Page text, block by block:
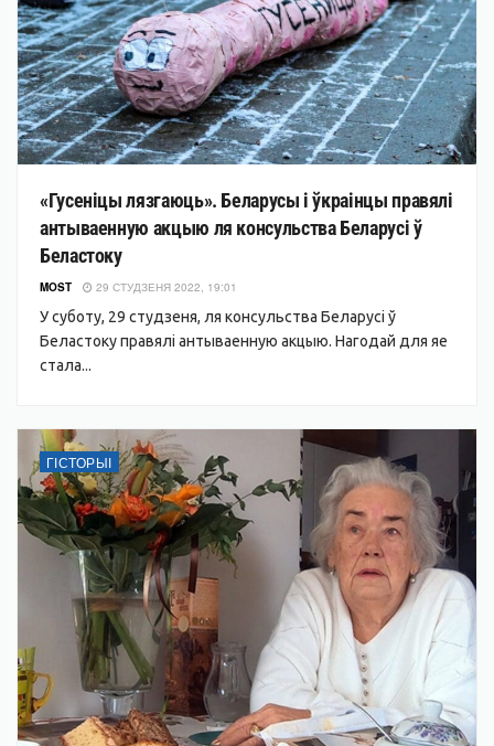
«Гусеніцы лязгаюць». Беларусы і ўкраінцы правялі
антываенную акцыю ля консульства Беларусі ў
Беластоку
MOST 29 СТУДЗЕНЯ 2022, 19:01
У суботу, 29 студзеня, ля консульства Беларусі ў
Беластоку правялі антываенную акцыю. Нагодай для яе
стала...
ГІСТОРЫІ